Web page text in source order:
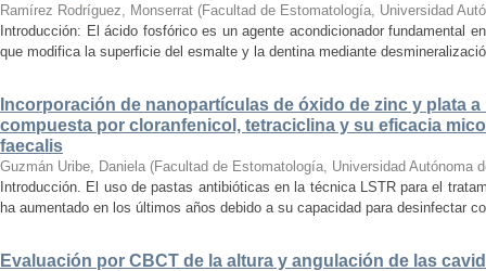
Ramírez Rodríguez, Monserrat (Facultad de Estomatología, Universidad
Introducción: El ácido fosfórico es un agente acondicionador fundamental
que modifica la superficie del esmalte y la dentina mediante
Incorporación de nanopartículas de óxido de zinc y plata
compuesta por cloranfenicol, tetraciclina y su eficacia
faecalis
Guzmán Uribe, Daniela (Facultad de Estomatología, Universidad Autónoma
Introducción. El uso de pastas antibióticas en la técnica LSTR para el
ha aumentado en los últimos años debido a su capacidad para desinfectar
Evaluación por CBCT de la altura y angulación de las